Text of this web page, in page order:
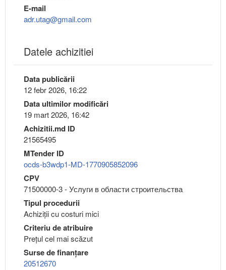
E-mail
adr.utag@gmail.com
Datele achizitiei
Data publicării
12 febr 2026, 16:22
Data ultimilor modificări
19 mart 2026, 16:42
Achizitii.md ID
21565495
MTender ID
ocds-b3wdp1-MD-1770905852096
CPV
71500000-3 - Услуги в области строительства
Tipul procedurii
Achiziții cu costuri mici
Criteriu de atribuire
Preţul cel mai scăzut
Surse de finanțare
20512670